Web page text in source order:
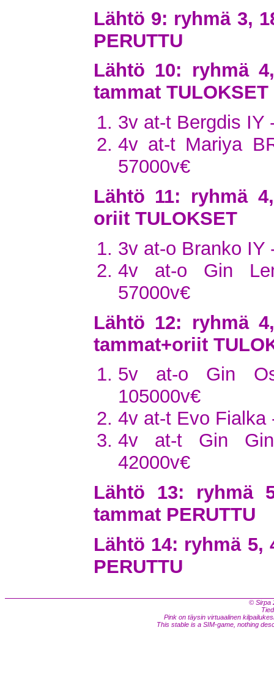
Lähtö 9: ryhmä 3,
PERUTTU
Lähtö 10: ryhmä
tammat TULOKSET
3v at-t Bergdis IY
4v at-t Mariya
57000v€
Lähtö 11: ryhmä
oriit TULOKSET
3v at-o Branko IY
4v at-o Gin
57000v€
Lähtö 12: ryhmä
tammat+oriit
5v at-o Gin
105000v€
4v at-t Evo Fialka
4v at-t Gin
42000v€
Lähtö 13: ryhmä
tammat PERUTTU
Lähtö 14: ryhmä 5,
PERUTTU
© Sirpa
Pink on täysin virtuaalinen
This stable is a SIM-game, nothing